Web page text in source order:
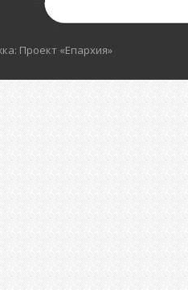
Проект «Епархия»